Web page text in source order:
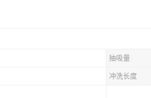
抽吸量
冲洗长度